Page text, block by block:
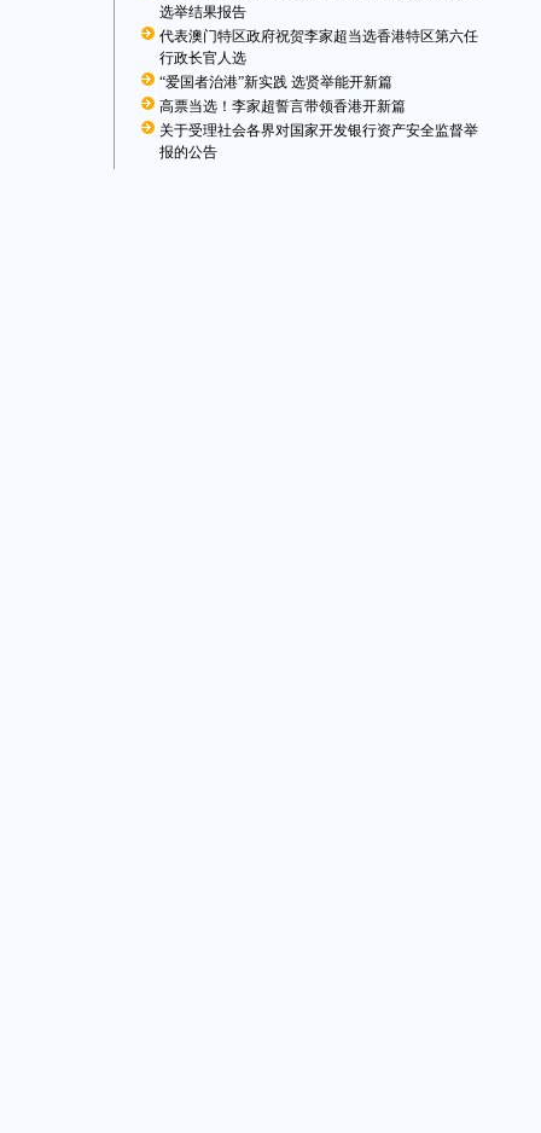
选举结果报告
代表澳门特区政府祝贺李家超当选香港特区第六任
行政长官人选
“爱国者治港”新实践 选贤举能开新篇
高票当选！李家超誓言带领香港开新篇
关于受理社会各界对国家开发银行资产安全监督举
报的公告